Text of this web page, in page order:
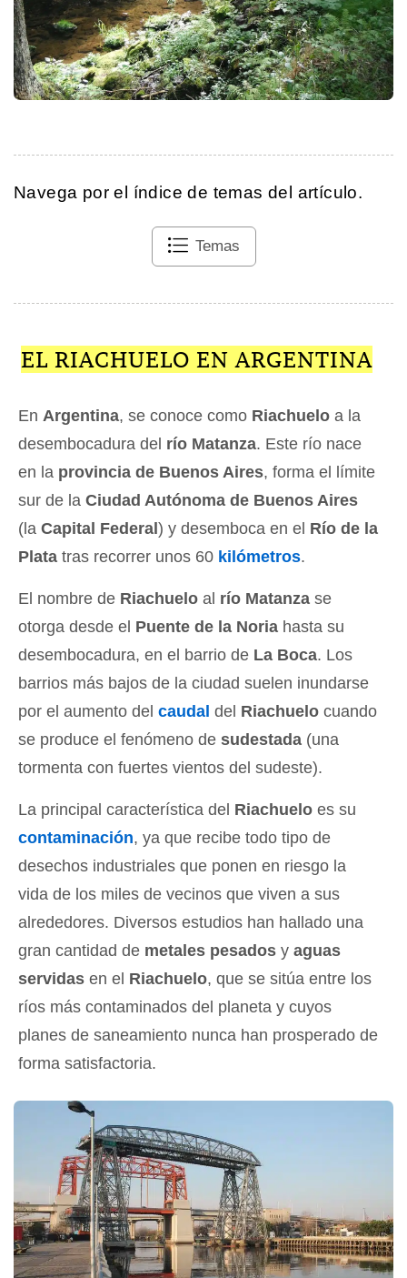
Navega por el índice de temas del artículo.
Temas
EL RIACHUELO EN ARGENTINA
En Argentina, se conoce como Riachuelo a la
desembocadura del río Matanza. Este río nace
en la provincia de Buenos Aires, forma el límite
sur de la Ciudad Autónoma de Buenos Aires
(la Capital Federal) y desemboca en el Río de la
Plata tras recorrer unos 60 kilómetros.
El nombre de Riachuelo al río Matanza se
otorga desde el Puente de la Noria hasta su
desembocadura, en el barrio de La Boca. Los
barrios más bajos de la ciudad suelen inundarse
por el aumento del caudal del Riachuelo cuando
se produce el fenómeno de sudestada (una
tormenta con fuertes vientos del sudeste).
La principal característica del Riachuelo es su
contaminación, ya que recibe todo tipo de
desechos industriales que ponen en riesgo la
vida de los miles de vecinos que viven a sus
alrededores. Diversos estudios han hallado una
gran cantidad de metales pesados y aguas
servidas en el Riachuelo, que se sitúa entre los
ríos más contaminados del planeta y cuyos
planes de saneamiento nunca han prosperado de
forma satisfactoria.